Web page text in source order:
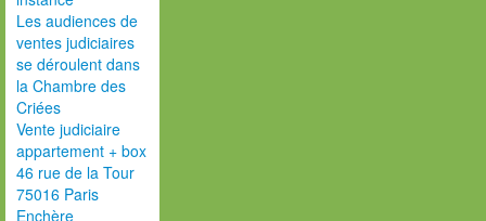
Les audiences de
ventes judiciaires
se déroulent dans
la Chambre des
Criées
Vente judiciaire
appartement + box
46 rue de la Tour
75016 Paris
Enchère